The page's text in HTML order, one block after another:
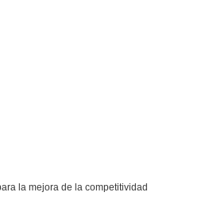
la mejora de la competitividad